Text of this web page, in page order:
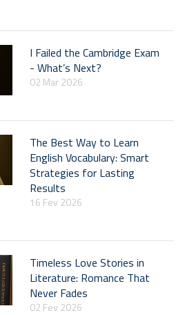
I Failed the Cambridge Exam
- What’s Next?
02 Mar 2026
The Best Way to Learn
English Vocabulary: Smart
Strategies for Lasting
Results
16 Fev 2026
Timeless Love Stories in
Literature: Romance That
Never Fades
02 Fev 2026